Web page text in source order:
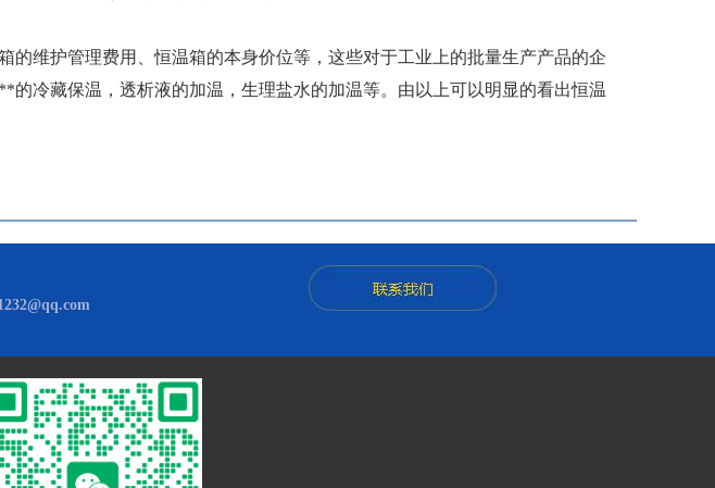
维护管理费用、恒温箱的本身价位等，这些对于工业上的批量生产产品的企
冷藏保温，透析液的加温，生理盐水的加温等。由以上可以明显的看出恒温